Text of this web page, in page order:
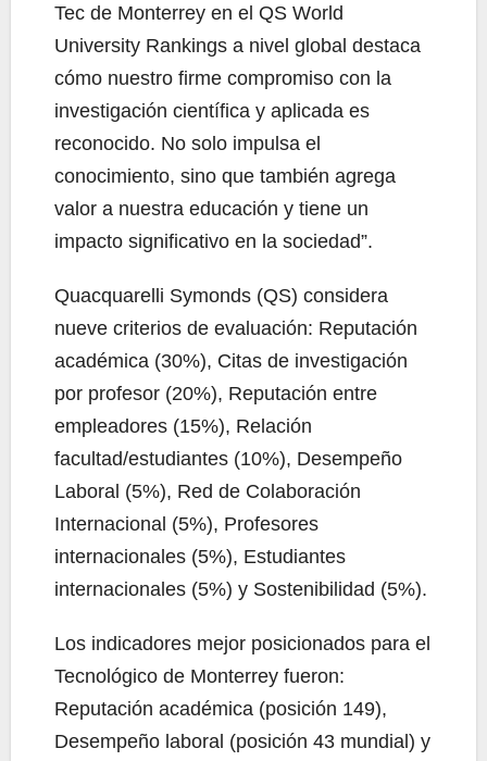
Tec de Monterrey en el QS World
University Rankings a nivel global destaca
cómo nuestro firme compromiso con la
investigación científica y aplicada es
reconocido. No solo impulsa el
conocimiento, sino que también agrega
valor a nuestra educación y tiene un
impacto significativo en la sociedad”.
Quacquarelli Symonds (QS) considera
nueve criterios de evaluación: Reputación
académica (30%), Citas de investigación
por profesor (20%), Reputación entre
empleadores (15%), Relación
facultad/estudiantes (10%), Desempeño
Laboral (5%), Red de Colaboración
Internacional (5%), Profesores
internacionales (5%), Estudiantes
internacionales (5%) y Sostenibilidad (5%).
Los indicadores mejor posicionados para el
Tecnológico de Monterrey fueron:
Reputación académica (posición 149),
Desempeño laboral (posición 43 mundial) y